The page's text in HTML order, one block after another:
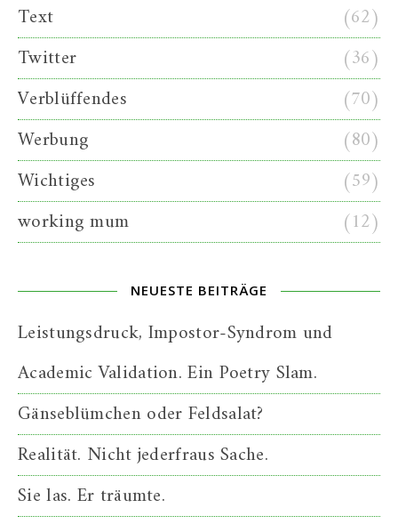
Text
(62)
Twitter
(36)
Verblüffendes
(70)
Werbung
(80)
Wichtiges
(59)
working mum
(12)
NEUESTE BEITRÄGE
Leistungsdruck, Impostor-Syndrom und
Academic Validation. Ein Poetry Slam.
Gänseblümchen oder Feldsalat?
Realität. Nicht jederfraus Sache.
Sie las. Er träumte.